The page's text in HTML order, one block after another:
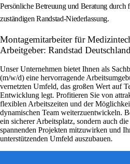
Persönliche Betreuung und Beratung durch
zuständigen Randstad-Niederlassung.
Montagemitarbeiter für
Arbeitgeber: Randstad Deutschland
Unser Unternehmen bietet Ihnen als
(m/w/d) eine hervorragende
vernetzten Umfeld, das großen Wert auf
Entwicklung legt. Profitieren Sie von
flexiblen Arbeitszeiten und der
dynamischen Team weiterzuentwickeln.
ein sicherer Arbeitsplatz, sondern auch
spannenden Projekten mitzuwirken und
unterstützenden Umfeld auszubauen.